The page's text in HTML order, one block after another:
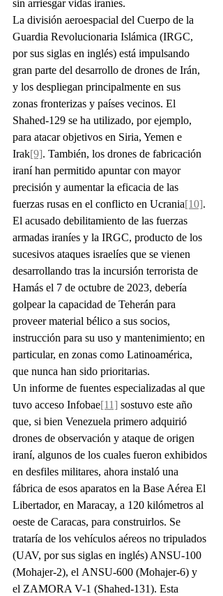
sin arriesgar vidas iraníes.
La división aeroespacial del Cuerpo de la
Guardia Revolucionaria Islámica (IRGC,
por sus siglas en inglés) está impulsando
gran parte del desarrollo de drones de Irán,
y los despliegan principalmente en sus
zonas fronterizas y países vecinos. El
Shahed-129 se ha utilizado, por ejemplo,
para atacar objetivos en Siria, Yemen e
Irak[9]. También, los drones de fabricación
iraní han permitido apuntar con mayor
precisión y aumentar la eficacia de las
fuerzas rusas en el conflicto en Ucrania[10].
El acusado debilitamiento de las fuerzas
armadas iraníes y la IRGC, producto de los
sucesivos ataques israelíes que se vienen
desarrollando tras la incursión terrorista de
Hamás el 7 de octubre de 2023, debería
golpear la capacidad de Teherán para
proveer material bélico a sus socios,
instrucción para su uso y mantenimiento; en
particular, en zonas como Latinoamérica,
que nunca han sido prioritarias.
Un informe de fuentes especializadas al que
tuvo acceso Infobae[11] sostuvo este año
que, si bien Venezuela primero adquirió
drones de observación y ataque de origen
iraní, algunos de los cuales fueron exhibidos
en desfiles militares, ahora instaló una
fábrica de esos aparatos en la Base Aérea El
Libertador, en Maracay, a 120 kilómetros al
oeste de Caracas, para construirlos. Se
trataría de los vehículos aéreos no tripulados
(UAV, por sus siglas en inglés) ANSU-100
(Mohajer-2), el ANSU-600 (Mohajer-6) y
el ZAMORA V-1 (Shahed-131). Esta